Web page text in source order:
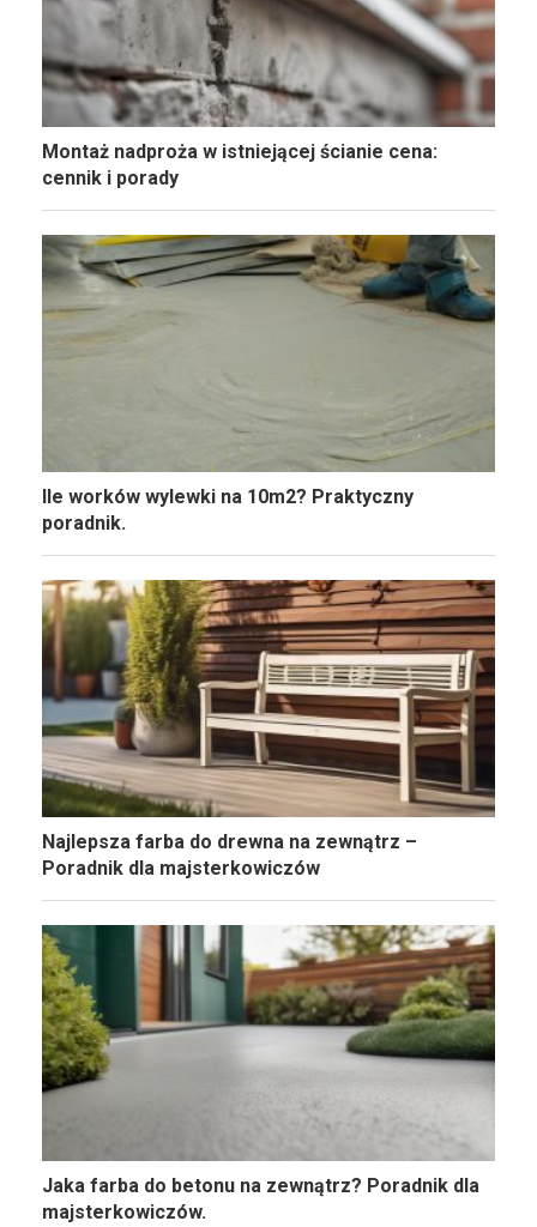
Montaż nadproża w istniejącej ścianie cena:
cennik i porady
Ile worków wylewki na 10m2? Praktyczny
poradnik.
Najlepsza farba do drewna na zewnątrz –
Poradnik dla majsterkowiczów
Jaka farba do betonu na zewnątrz? Poradnik dla
majsterkowiczów.